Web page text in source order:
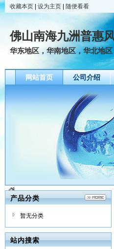
收藏本页 设为主页 随便看看
佛山南海九洲普惠
华东地区，华南地区，华北地区
网站首页 公司介绍
产品分类
暂无分类
站内搜索